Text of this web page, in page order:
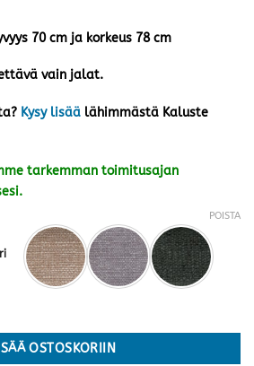
70 cm ja korkeus 78 cm
vain jalat.
Kysy lisää lähimmästä Kaluste
tarkemman toimitusajan
POISTA
määrä
OSTOSKORIIN